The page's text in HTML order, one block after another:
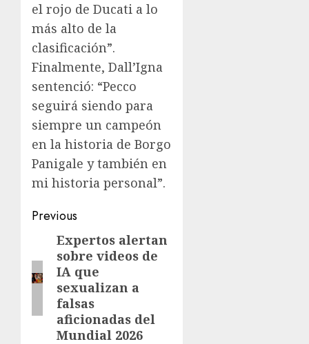
el rojo de Ducati a lo
más alto de la
clasificación”.
Finalmente, Dall’Igna
sentenció: “Pecco
seguirá siendo para
siempre un campeón
en la historia de Borgo
Panigale y también en
mi historia personal”.
Previous
Expertos alertan
sobre videos de
IA que
sexualizan a
falsas
aficionadas del
Mundial 2026